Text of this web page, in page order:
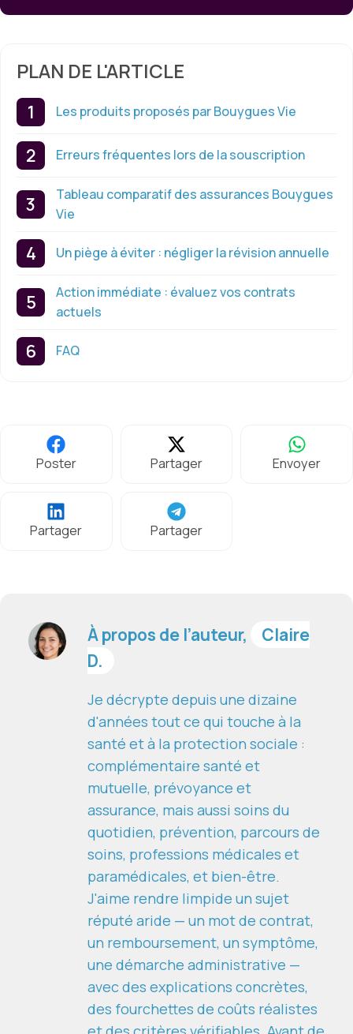
PLAN DE L'ARTICLE
Les produits proposés par Bouygues Vie
Erreurs fréquentes lors de la souscription
Tableau comparatif des assurances Bouygues
Vie
Un piège à éviter : négliger la révision annuelle
Action immédiate : évaluez vos contrats
actuels
FAQ
Poster Partager Envoyer
Partager Partager
À propos de l’auteur,
Claire
D.
Je décrypte depuis une dizaine
d'années tout ce qui touche à la
santé et à la protection sociale :
complémentaire santé et
mutuelle, prévoyance et
assurance, mais aussi soins du
quotidien, prévention, parcours de
soins, professions médicales et
paramédicales, et bien-être.
J'aime rendre limpide un sujet
réputé aride — un mot de contrat,
un remboursement, un symptôme,
une démarche administrative —
avec des explications concrètes,
des fourchettes de coûts réalistes